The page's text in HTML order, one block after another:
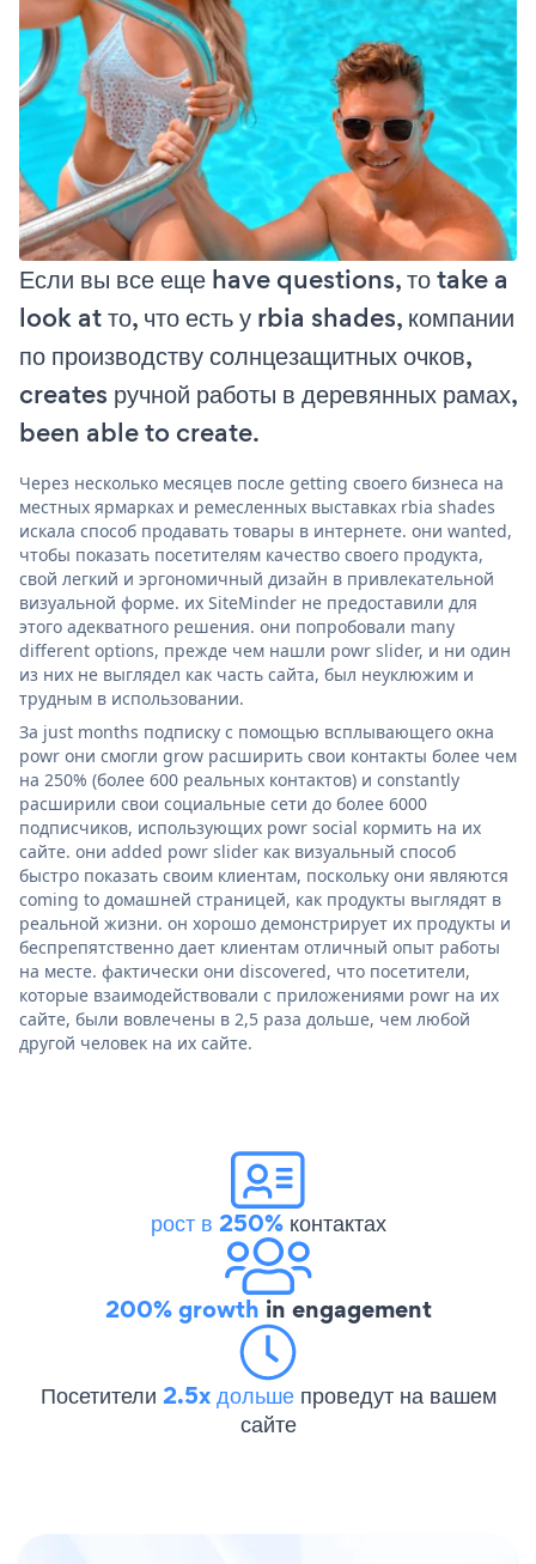
Если вы все еще have questions, то take a
look at то, что есть у rbia shades, компании
по производству солнцезащитных очков,
creates ручной работы в деревянных рамах,
been able to create.
Через несколько месяцев после getting своего бизнеса на
местных ярмарках и ремесленных выставках rbia shades
искала способ продавать товары в интернете. они wanted,
чтобы показать посетителям качество своего продукта,
свой легкий и эргономичный дизайн в привлекательной
визуальной форме. их SiteMinder не предоставили для
этого адекватного решения. они попробовали many
different options, прежде чем нашли powr slider, и ни один
из них не выглядел как часть сайта, был неуклюжим и
трудным в использовании.
За just months подписку с помощью всплывающего окна
powr они смогли grow расширить свои контакты более чем
на 250% (более 600 реальных контактов) и constantly
расширили свои социальные сети до более 6000
подписчиков, использующих powr social кормить на их
сайте. они added powr slider как визуальный способ
быстро показать своим клиентам, поскольку они являются
coming to домашней страницей, как продукты выглядят в
реальной жизни. он хорошо демонстрирует их продукты и
беспрепятственно дает клиентам отличный опыт работы
на месте. фактически они discovered, что посетители,
которые взаимодействовали с приложениями powr на их
сайте, были вовлечены в 2,5 раза дольше, чем любой
другой человек на их сайте.
рост в 250%контактах
200% growth in engagement
Посетители 2.5x дольше проведут на вашем
сайте